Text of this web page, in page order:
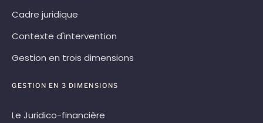
Cadre juridique
Contexte d'intervention
Gestion en trois dimensions
GESTION EN 3 DIMENSIONS
Le Juridico-financière